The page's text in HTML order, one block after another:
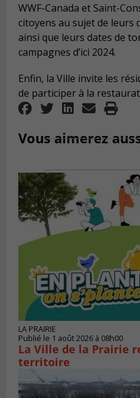
WWF-Canada et Saint-
citoyens au sujet de leurs
ainsi que leurs dates de
campagnes d’ici 2024.
Enfin, la Ville invite les
de participer à la
Vous aimerez
LA PRAIRIE
Publié le 1 août 2026 à 08h00
La Ville de la Prairie
territoire